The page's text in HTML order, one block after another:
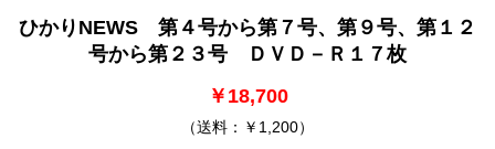
ひかりNEWS 第４号から第７号、第９号、第１２
号から第２３号 ＤＶＤ－Ｒ１７枚
￥18,700
（送料：￥1,200）